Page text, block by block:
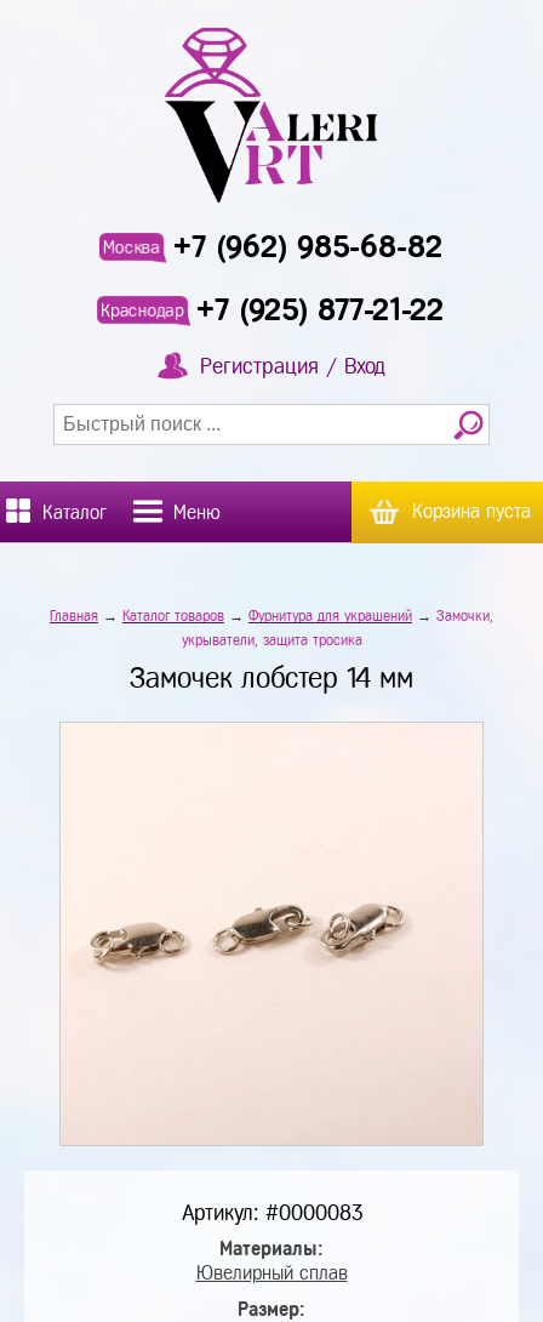
Москва +7 (962) 985-68-82
Краснодар +7 (925) 877-21-22
Регистрация / Вход
Каталог Меню Корзина пуста
Главная → Каталог товаров → Фурнитура для украшений → Замочки,
укрыватели, защита тросика
Замочек лобстер 14 мм
Артикул: #0000083
Материалы:
Ювелирный сплав
Размер: